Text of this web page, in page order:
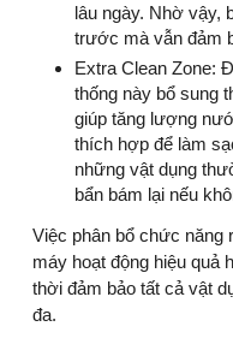
lâu ngày. Nhờ vậy,
trước mà vẫn đảm
Extra Clean Zone:
thống này bổ sung
giúp tăng lượng
thích hợp để làm
những vật dụng
bẩn bám lại nếu
Việc phân bổ chức năng
máy hoạt động hiệu quả
thời đảm bảo tất cả vật
đa.